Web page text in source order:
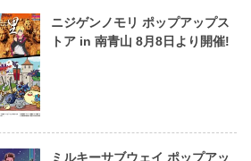
ニジゲンノモリ ポップアップス
トア in 南青山 8月8日より開催!
ミルキーサブウェイ ポップアッ